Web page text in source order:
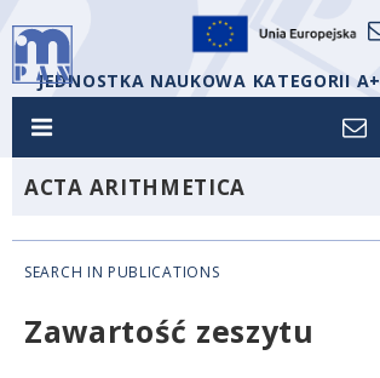
JEDNOSTKA NAUKOWA KATEGORII A+
ACTA ARITHMETICA
SEARCH IN PUBLICATIONS
Zawartość zeszytu